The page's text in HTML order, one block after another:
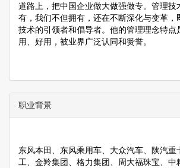
道路上，把中国企业做大做强做专。管理技
有，我们不但拥有，还在不断深化与变革，
技术的引领者和倡导者。他的管理理念特点
用、好用，被业界广泛认同和赞誉。
职业背景
东风本田、东风乘用车、大众汽车、陕汽重
工、金羚集团、格力集团、周大福珠宝、中